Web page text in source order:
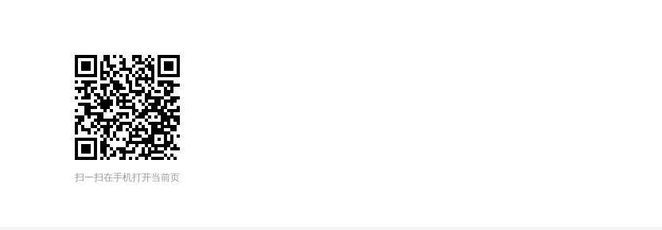
扫一扫在手机打开当前页